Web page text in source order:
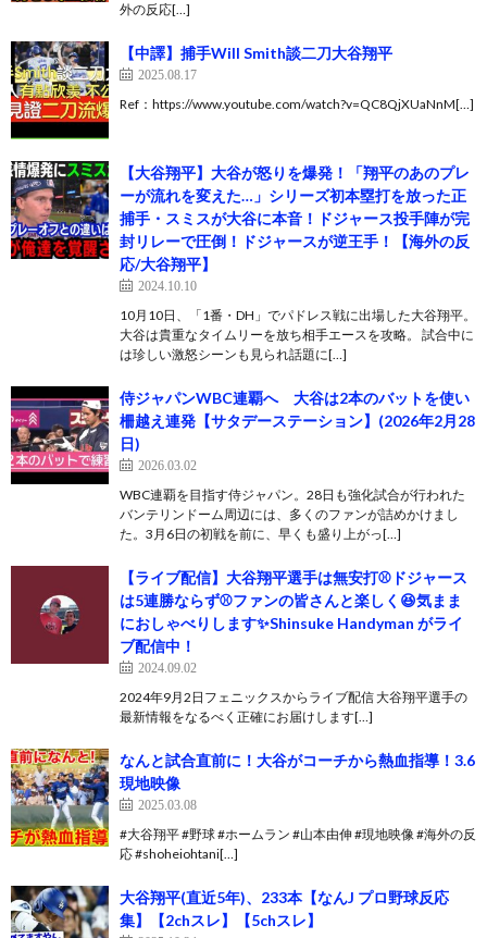
外の反応[…]
【中譯】捕手Will Smith談二刀大谷翔平
2025.08.17
Ref：https://www.youtube.com/watch?v=QC8QjXUaNnM[…]
【大谷翔平】大谷が怒りを爆発！「翔平のあのプレ
ーが流れを変えた…」シリーズ初本塁打を放った正
捕手・スミスが大谷に本音！ドジャース投手陣が完
封リレーで圧倒！ドジャースが逆王手！【海外の反
応/大谷翔平】
2024.10.10
10月10日、「1番・DH」でパドレス戦に出場した大谷翔平。
大谷は貴重なタイムリーを放ち相手エースを攻略。 試合中に
は珍しい激怒シーンも見られ話題に[…]
侍ジャパンWBC連覇へ 大谷は2本のバットを使い
柵越え連発【サタデーステーション】(2026年2月28
日)
2026.03.02
WBC連覇を目指す侍ジャパン。28日も強化試合が行われた
バンテリンドーム周辺には、多くのファンが詰めかけまし
た。3月6日の初戦を前に、早くも盛り上がっ[…]
【ライブ配信】大谷翔平選手は無安打⚾️ドジャース
は5連勝ならず⚾️ファンの皆さんと楽しく😆気まま
におしゃべりします✨Shinsuke Handyman がライ
ブ配信中！
2024.09.02
2024年9月2日フェニックスからライブ配信 大谷翔平選手の
最新情報をなるべく正確にお届けします[…]
なんと試合直前に！大谷がコーチから熱血指導！3.6
現地映像
2025.03.08
#大谷翔平 #野球 #ホームラン #山本由伸 #現地映像 #海外の反
応 #shoheiohtani[…]
大谷翔平(直近5年)、233本【なんJ プロ野球反応
集】【2chスレ】【5chスレ】